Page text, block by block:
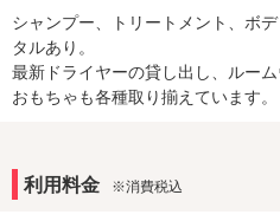
VOD
Android充電器
アメニティ
バスローブ
シャンプー、トリートメント、ボ
タルあり。
最新ドライヤーの貸し出し、ルーム
おもちゃも各種取り揃えています。
利用料金 ※消費税込